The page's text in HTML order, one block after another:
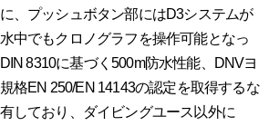
、プッシュボタン部にはD3システムが
中でもクロノグラフを操作可能となっ
8310に基づく500m防水性能、DNVヨ
格EN 250/EN 14143の認定を取得するな
しており、ダイビングユース以外に